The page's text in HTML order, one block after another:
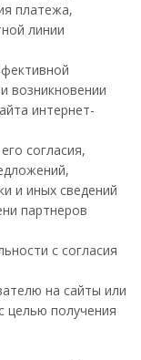
платежа,
линии
возникновении
интернет-
согласия,
и иных сведений
партнеров
с согласия
на сайты или
целью получения